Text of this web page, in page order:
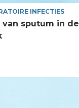
INFECTIES
sputum in de